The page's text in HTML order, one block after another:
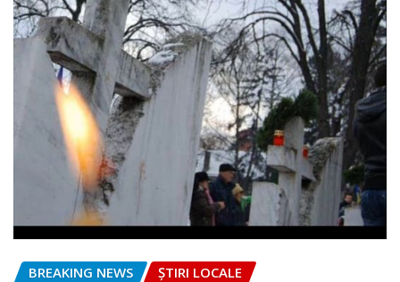
BREAKING NEWS ȘTIRI LOCALE